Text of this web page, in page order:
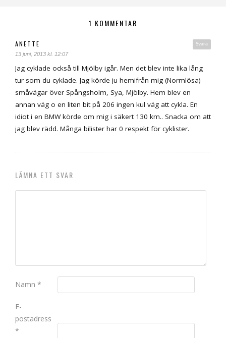
1 KOMMENTAR
Svara
ANETTE
13 juni, 2013 kl. 12:07
Jag cyklade också till Mjölby igår. Men det blev inte lika lång
tur som du cyklade. Jag körde ju hemifrån mig (Normlösa)
småvägar över Spångsholm, Sya, Mjölby. Hem blev en
annan väg o en liten bit på 206 ingen kul väg att cykla. En
idiot i en BMW körde om mig i säkert 130 km.. Snacka om att
jag blev rädd. Många bilister har 0 respekt för cyklister.
LÄMNA ETT SVAR
Namn *
E-
postadress
*